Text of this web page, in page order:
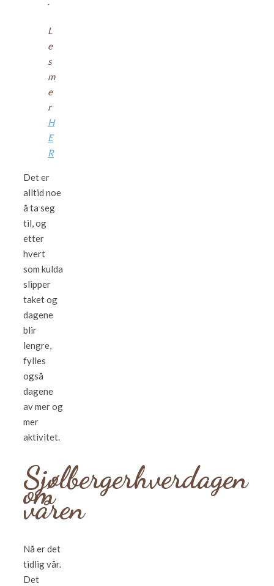
L
e
s
m
e
r
H
E
R
Det er
alltid noe
å ta seg
til, og
etter
hvert
som kulda
slipper
taket og
dagene
blir
lengre,
fylles
også
dagene
av mer og
mer
aktivitet.
Sjølbergerhverdagen
om
våren
Nå er det
tidlig vår.
Det